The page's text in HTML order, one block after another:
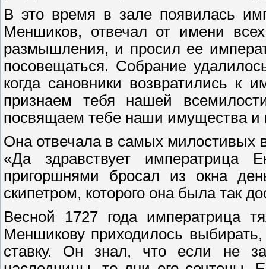
В это время в зале появилась
Меншиков, отвечал от имени
размышления, и просил ее
посовещаться. Собрание
когда сановники возвратились к
признаем тебя нашей
посвящаем тебе наши имущества и
Она отвечала в самых милостивых
«Да здравствует
пригоршнями бросал из окна
скипетром, которого она была так
Весной 1727 года императрица
Меншикову приходилось
ставку. Он знал, что если не